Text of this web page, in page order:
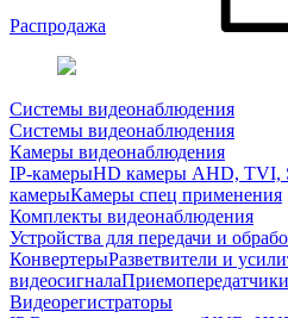
Распродажа
Системы видеонаблюдения
Системы видеонаблюдения
Камеры видеонаблюдения
IP-камерыHD камеры AHD, TVI,
камерыКамеры спец применения
Комплекты видеонаблюдения
Устройства для передачи и
КонвертерыРазветвители и
видеосигналаПриемопередатчики
Видеорегистраторы